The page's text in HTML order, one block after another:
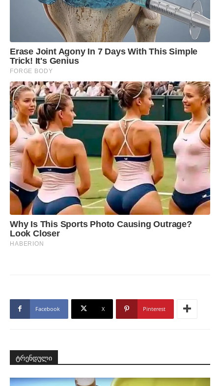
Facebook X Pinterest
ტრენდული